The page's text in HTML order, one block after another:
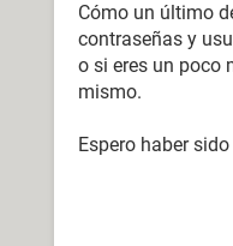
Cómo un último
contraseñas y
o si eres un poco
mismo.
Espero haber